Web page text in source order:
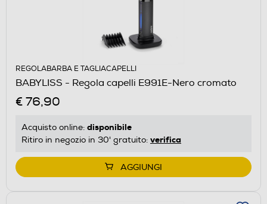
REGOLABARBA E TAGLIACAPELLI
BABYLISS - Regola capelli E991E-Nero cromato
€ 76,90
Acquisto online: disponibile
Ritiro in negozio in 30' gratuito: verifica
AGGIUNGI